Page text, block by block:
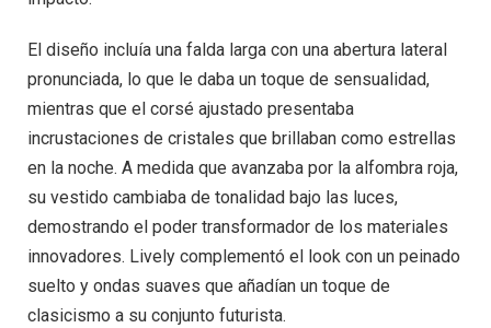
El diseño incluía una falda larga con una abertura lateral
pronunciada, lo que le daba un toque de sensualidad,
mientras que el corsé ajustado presentaba
incrustaciones de cristales que brillaban como estrellas
en la noche. A medida que avanzaba por la alfombra roja,
su vestido cambiaba de tonalidad bajo las luces,
demostrando el poder transformador de los materiales
innovadores. Lively complementó el look con un peinado
suelto y ondas suaves que añadían un toque de
clasicismo a su conjunto futurista.